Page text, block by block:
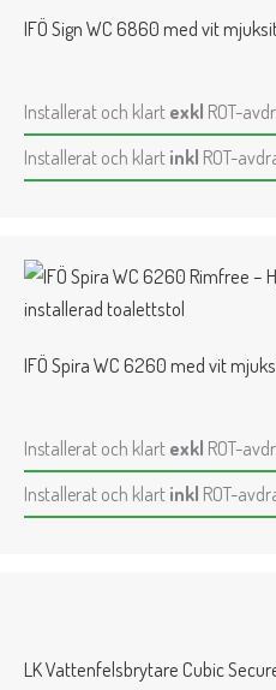
IFÖ Sign WC 6860 med vit
Installerat och klart exkl ROT-
Installerat och klart inkl ROT-
IFÖ Spira WC 6260 med vit
Installerat och klart exkl ROT-
Installerat och klart inkl ROT-
LK Vattenfelsbrytare Cubic